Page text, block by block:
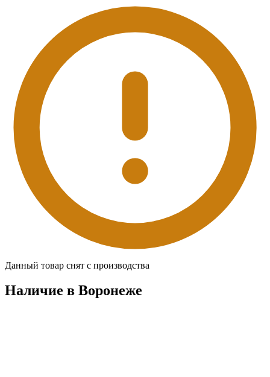
Данный товар снят с производства
Наличие в Воронежe